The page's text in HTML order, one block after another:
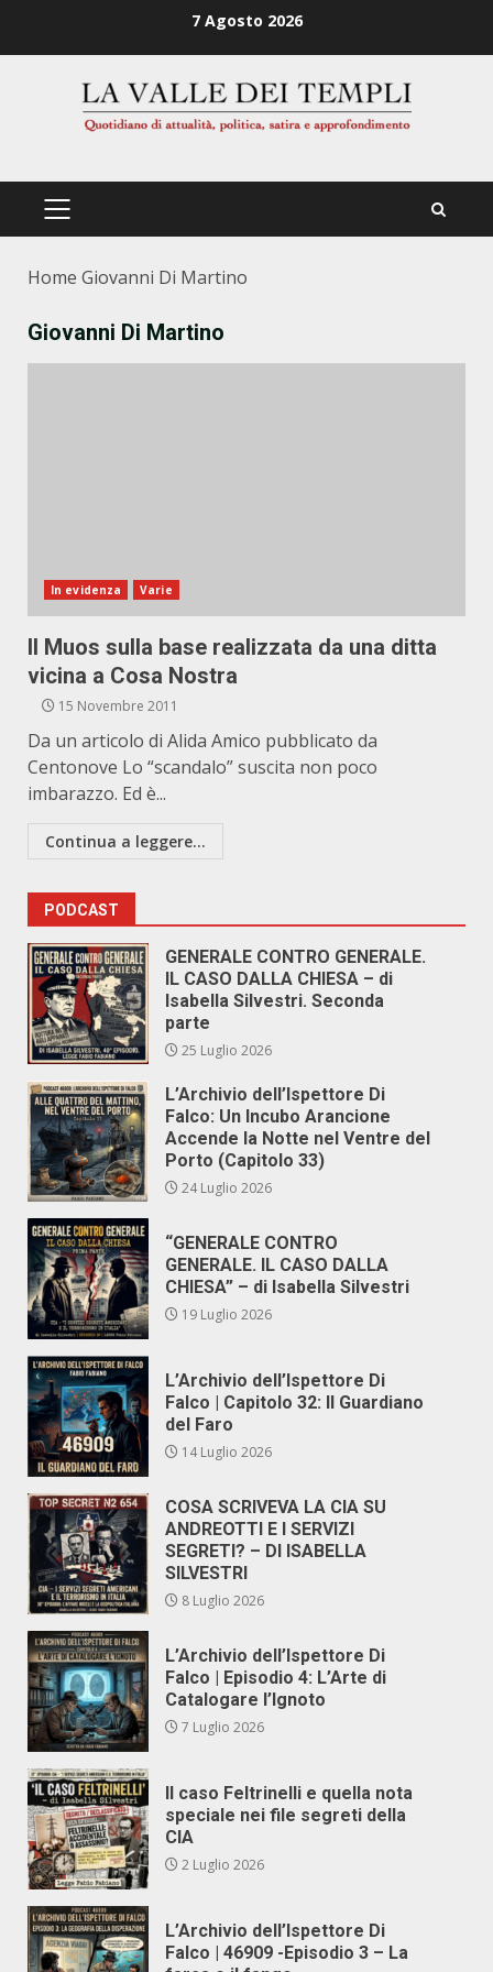
7 Agosto 2026
PRIMÄRES
Home Giovanni Di Martino
Giovanni Di Martino
In evidenza Varie
Il Muos sulla base realizzata da una ditta
vicina a Cosa Nostra
15 Novembre 2011
Da un articolo di Alida Amico pubblicato da
Centonove Lo “scandalo” suscita non poco
imbarazzo. Ed è...
Continua a leggere...
PODCAST
GENERALE CONTRO GENERALE.
IL CASO DALLA CHIESA – di
Isabella Silvestri. Seconda
parte
25 Luglio 2026
L’Archivio dell’Ispettore Di
Falco: Un Incubo Arancione
Accende la Notte nel Ventre del
Porto (Capitolo 33)
24 Luglio 2026
“GENERALE CONTRO
GENERALE. IL CASO DALLA
CHIESA” – di Isabella Silvestri
19 Luglio 2026
L’Archivio dell’Ispettore Di
Falco | Capitolo 32: Il Guardiano
del Faro
14 Luglio 2026
COSA SCRIVEVA LA CIA SU
ANDREOTTI E I SERVIZI
SEGRETI? – DI ISABELLA
SILVESTRI
8 Luglio 2026
L’Archivio dell’Ispettore Di
Falco | Episodio 4: L’Arte di
Catalogare l’Ignoto
7 Luglio 2026
Il caso Feltrinelli e quella nota
speciale nei file segreti della
CIA
2 Luglio 2026
L’Archivio dell’Ispettore Di
Falco | 46909 -Episodio 3 – La